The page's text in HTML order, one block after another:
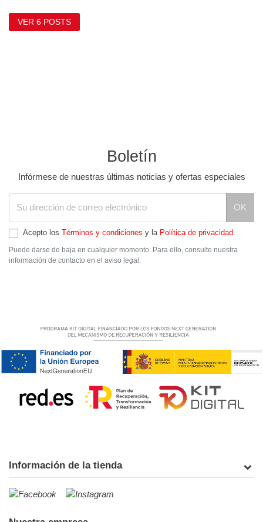
VER 6 POSTS
Boletín
Infórmese de nuestras últimas noticias y ofertas especiales
OK
Acepto los Términos y condiciones y la Política de privacidad
Puede darse de baja en cualquier momento. Para ello, consulte nuestra
información de contacto en el aviso legal.
Información de la tienda